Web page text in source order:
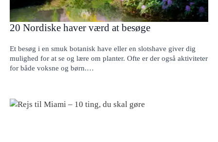
20 Nordiske haver værd at besøge
Et besøg i en smuk botanisk have eller en slotshave giver dig
mulighed for at se og lære om planter. Ofte er der også aktiviteter
for både voksne og børn.…